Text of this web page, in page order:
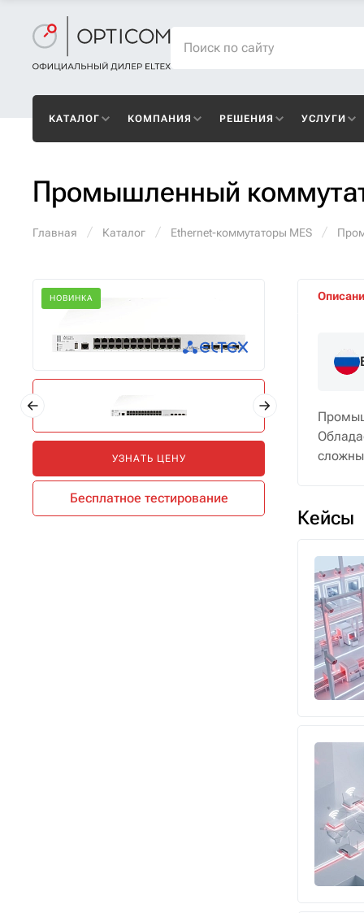
КАТАЛОГ КОМПАНИЯ РЕШЕНИЯ УСЛУГИ
Промышленный
Главная Каталог Ethernet-коммутаторы MES
НОВИНКА
УЗНАТЬ ЦЕНУ
Бесплатное тестирование
Кейсы